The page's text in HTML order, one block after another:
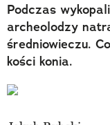
Podczas
archeolodzy
średniowieczu.
kości konia.